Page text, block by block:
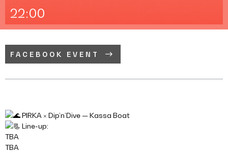
22:00
FACEBOOK EVENT
PIRKA × Dip’n’Dive — Kassa Boat
Line-up:
TBA
TBA